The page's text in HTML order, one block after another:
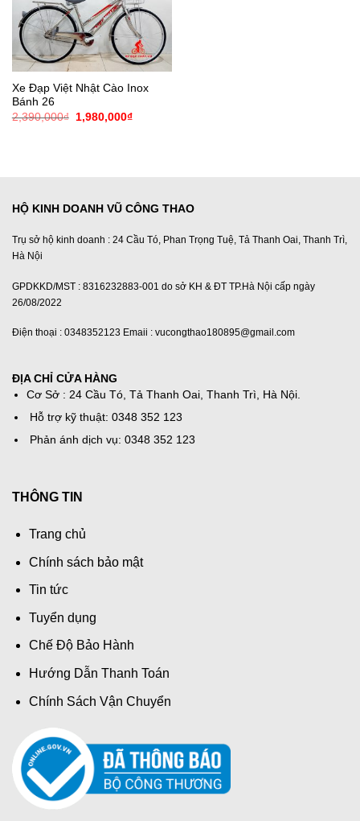
Xe Đạp Việt Nhật Cào Inox
Bánh 26
2,390,000₫
Giá
1,980,000₫Giá
HỘ KINH DOANH VŨ CÔNG THAO
Trụ sở hộ kinh doanh : 24 Cầu Tó, Phan Trọng Tuệ, Tả Thanh Oai, Thanh Trì,
Hà Nội
GPDKKD/MST : 8316232883-001 do sở KH & ĐT TP.Hà Nội cấp ngày
26/08/2022
Điện thoại : 0348352123 Emaii : vucongthao180895@gmail.com
ĐỊA CHỈ CỬA HÀNG
Cơ Sở : 24 Cầu Tó, Tả Thanh Oai, Thanh Trì, Hà Nội.
Hỗ trợ kỹ thuật: 0348 352 123
Phản ánh dịch vụ: 0348 352 123
THÔNG TIN
Trang chủ
Chính sách bảo mật
Tin tức
Tuyển dụng
Chế Độ Bảo Hành
Hướng Dẫn Thanh Toán
Chính Sách Vận Chuyển